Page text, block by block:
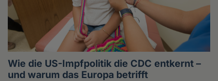
Wie die US-Impfpolitik die CDC entkernt –
und warum das Europa betrifft